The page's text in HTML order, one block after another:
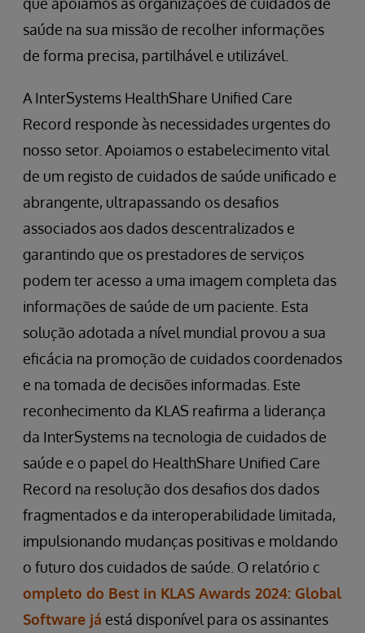
saúde na sua missão de recolher informações
de forma precisa, partilhável e utilizável.
A InterSystems HealthShare Unified Care
Record responde às necessidades urgentes do
nosso setor. Apoiamos o estabelecimento vital
de um registo de cuidados de saúde unificado e
abrangente, ultrapassando os desafios
associados aos dados descentralizados e
garantindo que os prestadores de serviços
podem ter acesso a uma imagem completa das
informações de saúde de um paciente. Esta
solução adotada a nível mundial provou a sua
eficácia na promoção de cuidados coordenados
e na tomada de decisões informadas. Este
reconhecimento da KLAS reafirma a liderança
da InterSystems na tecnologia de cuidados de
saúde e o papel do HealthShare Unified Care
Record na resolução dos desafios dos dados
fragmentados e da interoperabilidade limitada,
impulsionando mudanças positivas e moldando
o futuro dos cuidados de saúde. O relatório c
ompleto do Best in KLAS Awards 2024: Global
Software já está disponível para os assinantes